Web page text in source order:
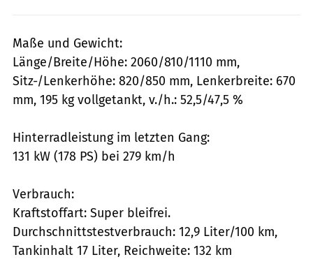
Maße und Gewicht:
Länge/Breite/Höhe: 2060/810/1110 mm,
Sitz-/Lenkerhöhe: 820/850 mm, Lenkerbreite: 670
mm, 195 kg vollgetankt, v./h.: 52,5/47,5 %
Hinterradleistung im letzten Gang:
131 kW (178 PS) bei 279 km/h
Verbrauch:
Kraftstoffart: Super bleifrei.
Durchschnittstestverbrauch: 12,9 Liter/100 km,
Tankinhalt 17 Liter, Reichweite: 132 km